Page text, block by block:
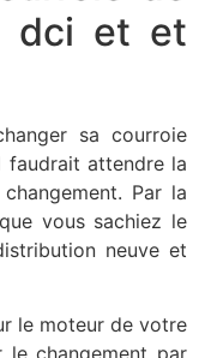
dci et et
sa courroie
faudrait attendre la
Par la
vous sachiez le
neuve et
le moteur de votre